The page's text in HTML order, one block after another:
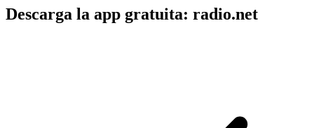
Descarga la app gratuita: radio.net